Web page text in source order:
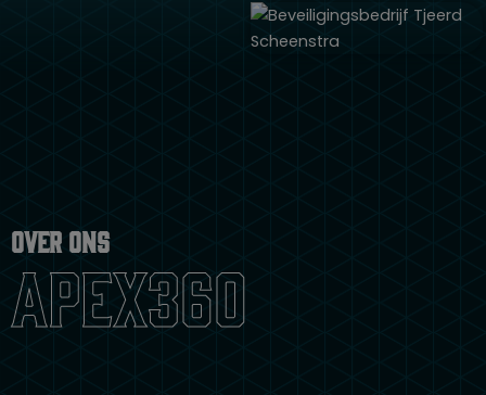
Over ons
apex360